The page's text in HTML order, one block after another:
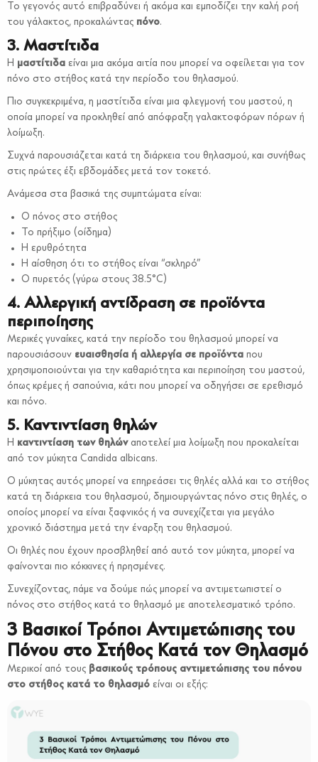
Το γεγονός αυτό επιβραδύνει ή ακόμα και εμποδίζει την καλή ροή
του γάλακτος, προκαλώντας πόνο.
3. Μαστίτιδα
Η μαστίτιδα είναι μια ακόμα αιτία που μπορεί να οφείλεται για τον
πόνο στο στήθος κατά την περίοδο του θηλασμού.
Πιο συγκεκριμένα, η μαστίτιδα είναι μια φλεγμονή του μαστού, η
οποία μπορεί να προκληθεί από απόφραξη γαλακτοφόρων πόρων ή
λοίμωξη.
Συχνά παρουσιάζεται κατά τη διάρκεια του θηλασμού, και συνήθως
στις πρώτες έξι εβδομάδες μετά τον τοκετό.
Ανάμεσα στα βασικά της συμπτώματα είναι:
Ο πόνος στο στήθος
Το πρήξιμο (οίδημα)
Η ερυθρότητα
Η αίσθηση ότι το στήθος είναι “σκληρό”
Ο πυρετός (γύρω στους 38.5°C)
4. Αλλεργική αντίδραση σε προϊόντα
περιποίησης
Μερικές γυναίκες, κατά την περίοδο του θηλασμού μπορεί να
παρουσιάσουν ευαισθησία ή αλλεργία σε προϊόντα που
χρησιμοποιούνται για την καθαριότητα και περιποίηση του μαστού,
όπως κρέμες ή σαπούνια, κάτι που μπορεί να οδηγήσει σε ερεθισμό
και πόνο.
5. Καντιντίαση θηλών
Η καντιντίαση των θηλώναποτελεί μια λοίμωξη που προκαλείται
από τον μύκητα Candida albicans.
Ο μύκητας αυτός μπορεί να επηρεάσει τις θηλές αλλά και το στήθος
κατά τη διάρκεια του θηλασμού, δημιουργώντας πόνο στις θηλές, ο
οποίος μπορεί να είναι ξαφνικός ή να συνεχίζεται για μεγάλο
χρονικό διάστημα μετά την έναρξη του θηλασμού.
Οι θηλές που έχουν προσβληθεί από αυτό τον μύκητα, μπορεί να
φαίνονται πιο κόκκινες ή πρησμένες.
Συνεχίζοντας, πάμε να δούμε πώς μπορεί να αντιμετωπιστεί ο
πόνος στο στήθος κατά το θηλασμό με αποτελεσματικό τρόπο.
3 Βασικοί Τρόποι Αντιμετώπισης του
Πόνου στο Στήθος Κατά τον Θηλασμό
Μερικοί από τους βασικούς τρόπους αντιμετώπισης του πόνου
στο στήθος κατά το θηλασμό είναι οι εξής: